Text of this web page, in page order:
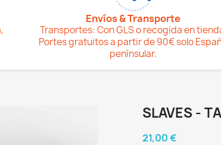
Envíos & Transporte
Transportes: Con GLS o recogida en
Portes gratuitos a partir de 90€ solo
penínsular.
SLAVES -
21,00 €